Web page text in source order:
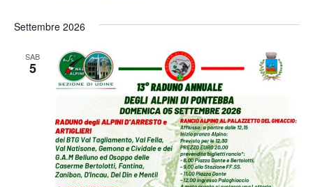
Settembre 2026
SAB
5